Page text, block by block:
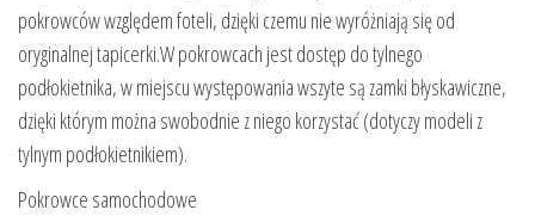
pokrowców względem foteli, dzięki czemu nie wyróżniają się od
oryginalnej tapicerki.W pokrowcach jest dostęp do tylnego
podłokietnika, w miejscu występowania wszyte są zamki błyskawiczne,
dzięki którym można swobodnie z niego korzystać (dotyczy modeli z
tylnym podłokietnikiem).
Pokrowce samochodowe